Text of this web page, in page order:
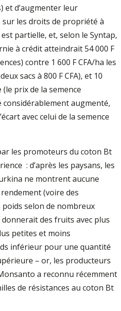
et d’augmenter leur
les droits de propriété à
partielle, et, selon le Syntap,
à crédit atteindrait 54 000 F
contre 1 600 F CFA/ha les
sacs à 800 F CFA), et 10
(le prix de la semence
augmenté,
avec celui de la semence
les promoteurs du coton Bt
: d’après les paysans, les
ne montrent aucune
(voire des
selon de nombreux
des fruits avec plus
petites et moins
inférieur pour une quantité
– or, les producteurs
a reconnu récemment
de résistances au coton Bt